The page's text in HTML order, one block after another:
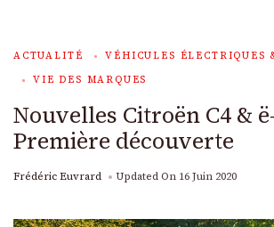
ACTUALITÉ
VÉHICULES ÉLECTRIQUES
VIE DES MARQUES
Nouvelles Citroën C4 &
Première découverte
Frédéric Euvrard Updated On 16 Juin 2020